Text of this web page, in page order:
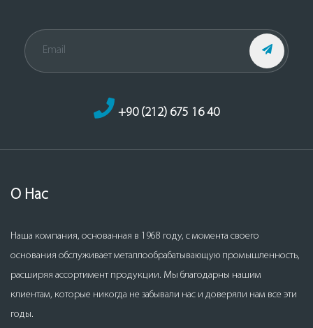
+90 (212) 675 16 40
О Нас
Наша компания, основанная в 1968 году, с момента своего
основания обслуживает металлообрабатывающую промышленность,
расширяя ассортимент продукции. Мы благодарны нашим
клиентам, которые никогда не забывали нас и доверяли нам все эти
годы.